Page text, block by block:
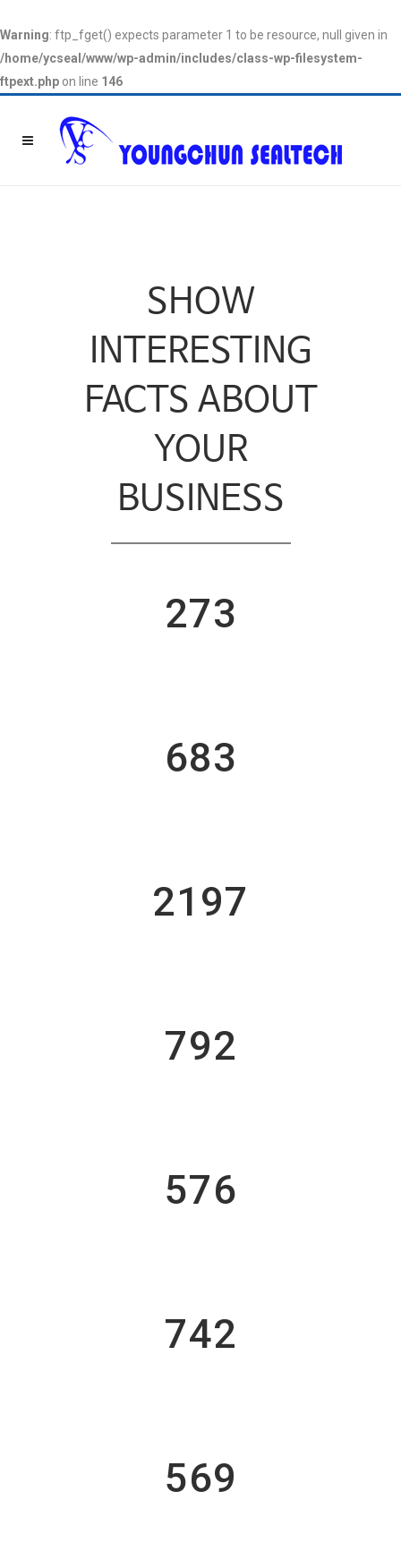
Warning: ftp_fget() expects parameter 1 to be resource, null given in
/home/ycseal/www/wp-admin/includes/class-wp-filesystem-
ftpext.php on line 146
SHOW
INTERESTING
FACTS ABOUT
YOUR
BUSINESS
273
683
2197
792
576
742
569